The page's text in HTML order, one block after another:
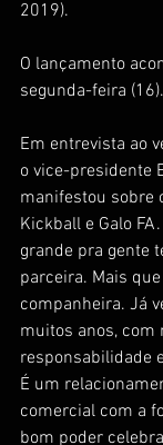
2019).
O lançamento
segunda-feira (16).
Em entrevista ao
o vice-presidente
manifestou sobre
Kickball e Galo
grande pra gente
parceira. Mais
companheira. Já
muitos anos, com
responsabilidade
É um
comercial com a
bom poder